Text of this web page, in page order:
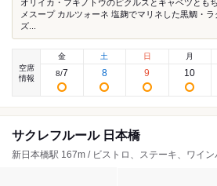
オリイカ・フキノトウのピクルスとキャベツとも
メスープ カルツォーネ 塩麹でマリネした黒鯛・
ズ...
空席
情報
金
8/7
土
8
日
9
月
10
サクレフルール 日本橋
新日本橋駅 167m / ビストロ、ステーキ、ワイン